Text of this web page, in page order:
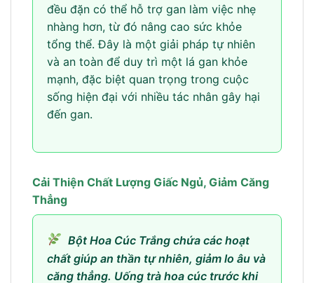
đều đặn có thể hỗ trợ gan làm việc nhẹ
nhàng hơn, từ đó nâng cao sức khỏe
tổng thể. Đây là một giải pháp tự nhiên
và an toàn để duy trì một lá gan khỏe
mạnh, đặc biệt quan trọng trong cuộc
sống hiện đại với nhiều tác nhân gây hại
đến gan.
Cải Thiện Chất Lượng Giấc Ngủ, Giảm Căng
Thẳng
Bột Hoa Cúc Trắng chứa các hoạt
chất giúp an thần tự nhiên, giảm lo âu và
căng thẳng. Uống trà hoa cúc trước khi